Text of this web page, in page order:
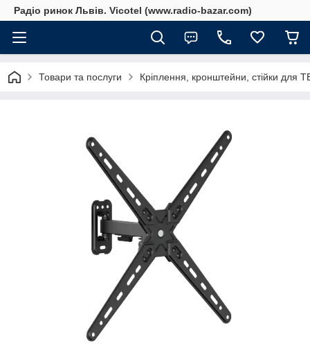
Радіо ринок Львів. Vicotel (www.radio-bazar.com)
Товари та послуги Кріплення, кронштейни, стійки для